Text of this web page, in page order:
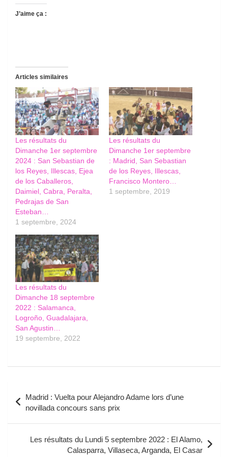
J’aime ça :
Articles similaires
Les résultats du
Dimanche 1er septembre
2024 : San Sebastian de
los Reyes, Illescas, Ejea
de los Caballeros,
Daimiel, Cabra, Peralta,
Pedrajas de San
Esteban…
1 septembre, 2024
Les résultats du
Dimanche 1er septembre
: Madrid, San Sebastian
de los Reyes, Illescas,
Francisco Montero…
1 septembre, 2019
Les résultats du
Dimanche 18 septembre
2022 : Salamanca,
Logroño, Guadalajara,
San Agustin…
19 septembre, 2022
de
l’article
Madrid : Vuelta pour Alejandro Adame lors d’une
novillada concours sans prix
Les résultats du Lundi 5 septembre 2022 : El Alamo,
Calasparra, Villaseca, Arganda, El Casar